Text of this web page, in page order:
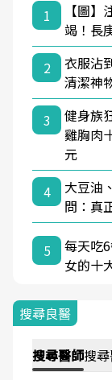
1
【圖
竭！長
2
衣服沾
清潔神
3
健身族
雞胸肉
元
4
大豆油
問：真
5
每天吃
女的十
搜尋良醫
搜尋醫師搜尋